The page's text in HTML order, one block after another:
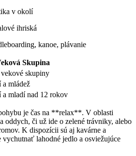
v okolí
ihriská
kanoe, plávanie
Skupina
skupiny
a mládež
a mladí nad 12 rokov
je čas na **relax**. V oblasti
oddych, či už ide o zelené trávniky, alebo
K dispozícii sú aj kavárne a
vychutnať lahodné jedlo a osviežujúce